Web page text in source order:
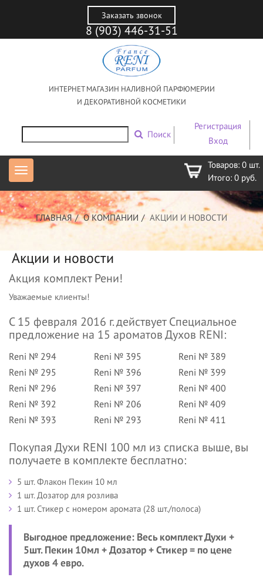
Заказать звонок
8 (903) 446-31-51
ИНТЕРНЕТ МАГАЗИН НАЛИВНОЙ ПАРФЮМЕРИИ
И ДЕКОРАТИВНОЙ КОСМЕТИКИ
Поиск
Регистрация
Вход
Товаров: 0 шт.
Итого: 0 руб.
ГЛАВНАЯ О КОМПАНИИ АКЦИИ И НОВОСТИ
Акции и новости
Акция комплект Рени!
Уважаемые клиенты!
С 15 февраля 2016 г. действует Специальное
предложение на 15 ароматов Духов RENI:
Reni № 294
Reni № 295
Reni № 296
Reni № 392
Reni № 393
Reni № 395
Reni № 396
Reni № 397
Reni № 206
Reni № 293
Reni № 389
Reni № 399
Reni № 400
Reni № 409
Reni № 411
Покупая Духи RENI 100 мл из списка выше, вы
получаете в комплекте бесплатно:
5 шт. Флакон Пекин 10 мл
1 шт. Дозатор для розлива
1 шт. Стикер с номером аромата (28 шт./полоса)
Выгодное предложение: Весь комплект Духи +
5шт. Пекин 10мл + Дозатор + Стикер = по цене
духов 4 евро.